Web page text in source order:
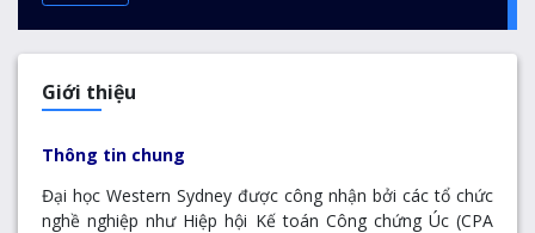
Giới thiệu
Thông tin chung
Đại học Western Sydney được công nhận bởi các tổ chức
nghề nghiệp như Hiệp hội Kế toán Công chứng Úc (CPA